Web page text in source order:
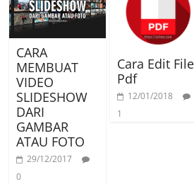
CARA
MEMBUAT
VIDEO
SLIDESHOW
DARI
GAMBAR
ATAU FOTO
29/12/2017
0
Cara Edit File
Pdf
12/01/2018
1